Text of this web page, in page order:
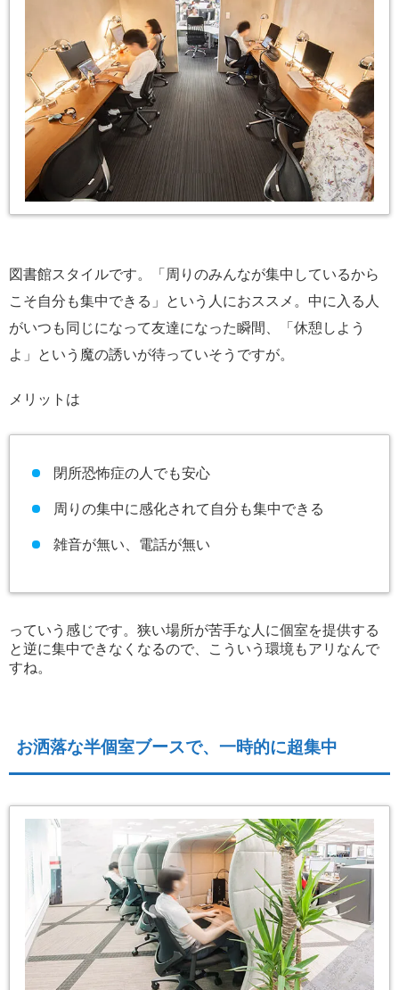
図書館スタイルです。「周りのみんなが集中しているから
こそ自分も集中できる」という人におススメ。中に入る人
がいつも同じになって友達になった瞬間、「休憩しよう
よ」という魔の誘いが待っていそうですが。
メリットは
閉所恐怖症の人でも安心
周りの集中に感化されて自分も集中できる
雑音が無い、電話が無い
っていう感じです。狭い場所が苦手な人に個室を提供する
と逆に集中できなくなるので、こういう環境もアリなんで
すね。
お洒落な半個室ブースで、一時的に超集中